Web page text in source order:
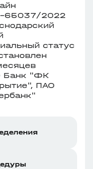
65037/2022
статус
Банк "ФК
ПАО